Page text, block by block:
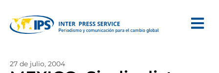
27 de julio, 2004